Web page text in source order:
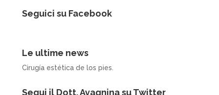
Seguici su Facebook
Le ultime news
Cirugía estética de los pies.
Segui il Dott. Avagnina su Twitter